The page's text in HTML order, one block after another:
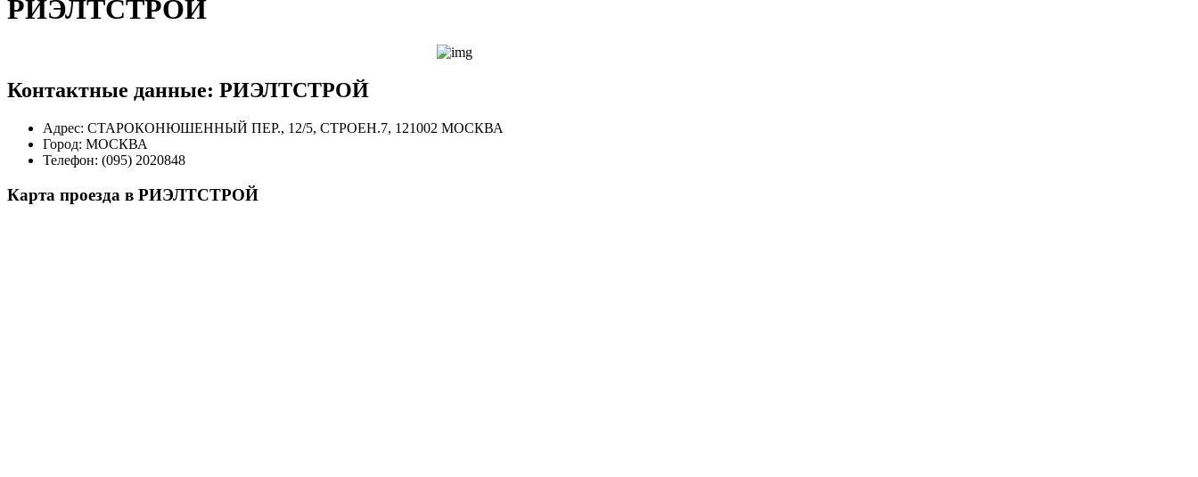
РИЭЛТСТРОЙ
Контактные данные: РИЭЛТСТРОЙ
Адрес: СТАРОКОНЮШЕННЫЙ ПЕР., 12/5, СТРОЕН.7, 121002 МОСКВА
Город: МОСКВА
Телефон: (095) 2020848
Карта проезда в РИЭЛТСТРОЙ